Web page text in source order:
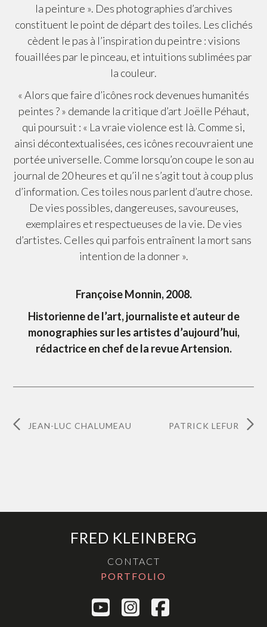
la peinture ». Des photographies d’archives
constituent le point de départ des toiles. Les clichés
cèdent le pas à l’inspiration du peintre : visions
fouaillées par le pinceau, et intuitions sublimées par
la couleur.
« Alors que faire d’icônes rock devenues humanités
peintes ? » demande la critique d’art Joëlle Péhaut,
qui poursuit : « La vraie violence est là. Comme si,
ainsi décontextualisées, ces icônes recouvraient une
portée universelle. Comme lorsqu’on coupe le son au
journal de 20 heures et qu’il ne s’agit tout à coup plus
d’information. Ces toiles nous parlent d’autre chose.
De vies possibles, dangereuses, savoureuses,
exemplaires et respectueuses de la vie. De vies
d’artistes. Celles qui parfois entraînent la mort sans
intention de la donner ».
Françoise Monnin, 2008.
Historienne de l’art, journaliste et auteur de
monographies sur les artistes d’aujourd’hui,
rédactrice en chef de la revue Artension.
JEAN-LUC CHALUMEAU PATRICK LEFUR
FRED KLEINBERG
CONTACT
PORTFOLIO